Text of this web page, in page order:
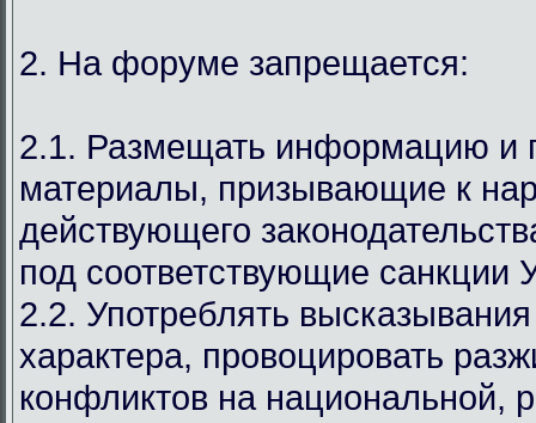
2. На форуме запрещается:
2.1. Размещать информацию и
материалы, призывающие к
действующего
под соответствующие санкции
2.2. Употреблять высказывания
характера, провоцировать
конфликтов на национальной,